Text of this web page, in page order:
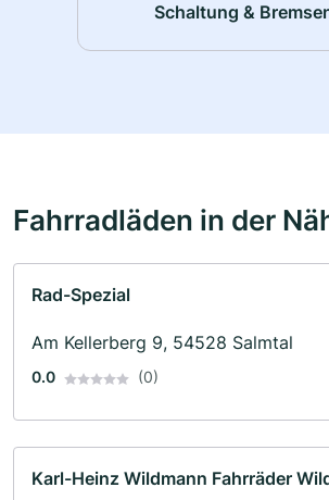
Schaltung &
Fahrradläden in der
Rad-Spezial
Am Kellerberg 9, 54528 Salmtal
0.0 (0)
Karl-Heinz Wildmann Fahrräder